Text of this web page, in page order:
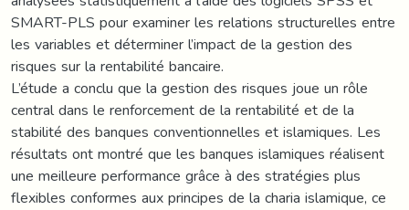
SMART-PLS pour examiner les relations structurelles entre
les variables et déterminer l’impact de la gestion des
risques sur la rentabilité bancaire.
L’étude a conclu que la gestion des risques joue un rôle
central dans le renforcement de la rentabilité et de la
stabilité des banques conventionnelles et islamiques. Les
résultats ont montré que les banques islamiques réalisent
une meilleure performance grâce à des stratégies plus
flexibles conformes aux principes de la charia islamique, ce